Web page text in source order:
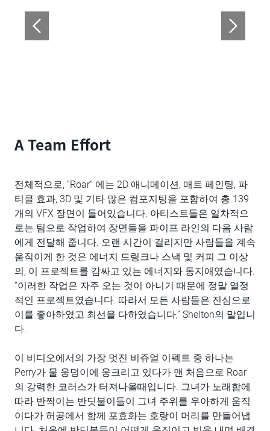
A Team Effort
전체적으로, “Roar” 에는 2D 애니메이션, 매트 페인팅, 파
티클 효과, 3D 및 기타 많은 컴포지팅을 포함하여 총 139
개의 VFX 장면이 들어있습니다. 아티스트들은 일차적으
로는 팀으로 작업하여 장면들을 파이프 라인의 다음 사람
에게 전달해 줍니다. 오랜 시간이 걸리지만 사람들을 계속
움직이게 한 것은 에너지 드링크나 스낵 및 커피 그 이상
의, 이 프로젝트를 감싸고 있는 에너지와 동지애였습니다.
“이러한 작업은 자주 오는 것이 아니기 때문에 정말 열정
적인 프로젝트였습니다. 따라서 모든 사람들은 진심으로
이를 좋아하였고 최선을 다하였습니다,” Shelton의 말입니
다.
이 비디오에서의 가장 멋진 비쥬얼 이펙트 중 하나는
Perry가 물 웅덩이에 웅크리고 있다가 맨 처음으로 Roar
의 강력한 코러스가 터져나올때입니다. 그녀가 노래함에
따라 반짝이는 반딧불이들이 그녀 주위를 우아하게 움직
이다가 허공에서 함께 포효화는 호랑이 머리를 만들어냅